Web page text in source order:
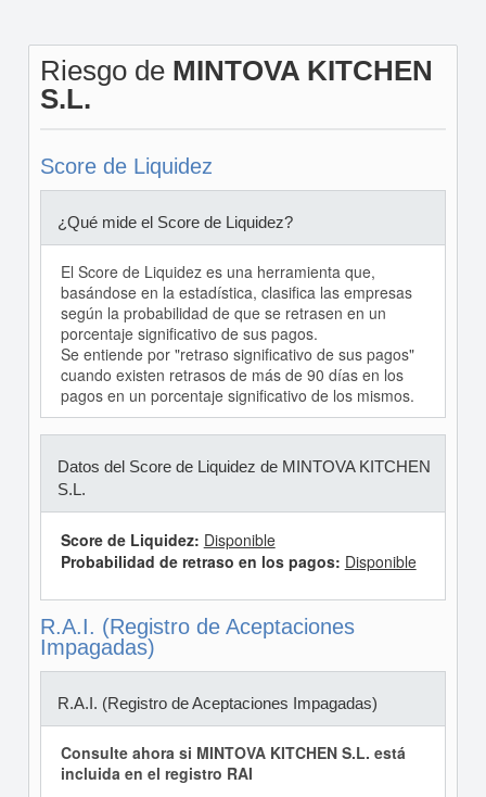
Riesgo de MINTOVA KITCHEN
S.L.
Score de Liquidez
¿Qué mide el Score de Liquidez?
El Score de Liquidez es una herramienta que,
basándose en la estadística, clasifica las empresas
según la probabilidad de que se retrasen en un
porcentaje significativo de sus pagos.
Se entiende por "retraso significativo de sus pagos"
cuando existen retrasos de más de 90 días en los
pagos en un porcentaje significativo de los mismos.
Datos del Score de Liquidez de MINTOVA KITCHEN
S.L.
Score de Liquidez: Disponible
Probabilidad de retraso en los pagos: Disponible
R.A.I. (Registro de Aceptaciones
Impagadas)
R.A.I. (Registro de Aceptaciones Impagadas)
Consulte ahora si MINTOVA KITCHEN S.L. está
incluida en el registro RAI